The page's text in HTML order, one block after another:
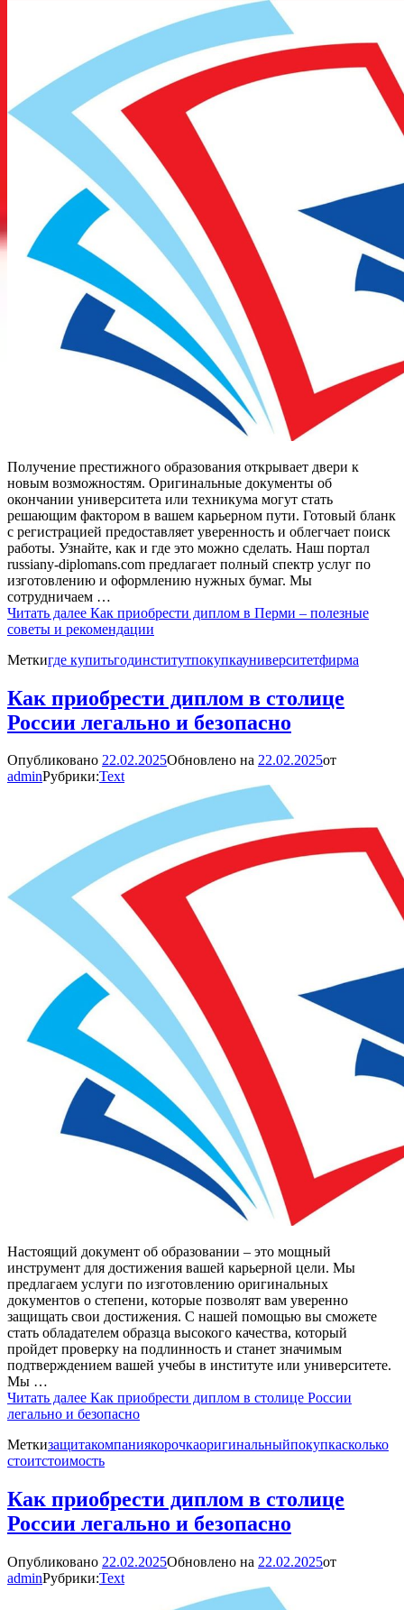
Получение престижного образования открывает двери к
новым возможностям. Оригинальные документы об
окончании университета или техникума могут стать
решающим фактором в вашем карьерном пути. Готовый бланк
с регистрацией предоставляет уверенность и облегчает поиск
работы. Узнайте, как и где это можно сделать. Наш портал
russiany-diplomans.com предлагает полный спектр услуг по
изготовлению и оформлению нужных бумаг. Мы
сотрудничаем …
Читать далее Как приобрести диплом в Перми – полезные
советы и рекомендации
Меткигде купитьгодинститутпокупкауниверситетфирма
Как приобрести диплом в столице
России легально и безопасно
Опубликовано 22.02.2025Обновлено на 22.02.2025от
adminРубрики:Text
Настоящий документ об образовании – это мощный
инструмент для достижения вашей карьерной цели. Мы
предлагаем услуги по изготовлению оригинальных
документов о степени, которые позволят вам уверенно
защищать свои достижения. С нашей помощью вы сможете
стать обладателем образца высокого качества, который
пройдет проверку на подлинность и станет значимым
подтверждением вашей учебы в институте или университете.
Мы …
Читать далее Как приобрести диплом в столице России
легально и безопасно
Меткизащитакомпаниякорочкаоригинальныйпокупкасколько
стоитстоимость
Как приобрести диплом в столице
России легально и безопасно
Опубликовано 22.02.2025Обновлено на 22.02.2025от
adminРубрики:Text